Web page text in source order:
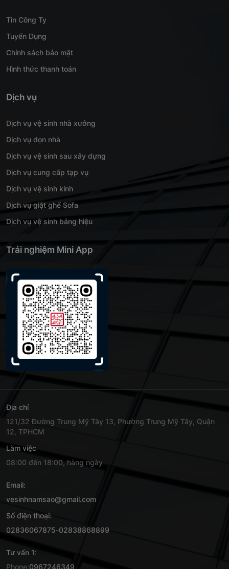
Tin Công Ty
Tuyển Dụng
Chính sách bảo mật
Hình thức thanh toán
Dịch vụ
Dịch vụ vệ sinh nhà xưởng
Dịch vụ dọn nhà
Dịch vụ vệ sinh sau xây dựng
Dịch vụ cung cấp tạp vụ
Dịch vụ vệ sinh kính
Dịch vụ giặt ghế Sofa
Dịch vụ vệ sinh bảng hiệu
Trải nghiệm Mini App
Địa chỉ
121/32 Đường Trung Mỹ Tây 13, Phường Trung Mỹ Tây, Quận
12, TPHCM
Làm việc
08:00 đến 18:00, hàng ngày
Email:
vesinhnamsao@gmail.com
Số điện thoại:
02836067875-02838868899
Tư vấn 1:
Phone:0967246349